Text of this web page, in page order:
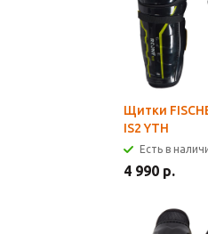
Щитки
IS2 YTH
Есть в
4 990 р.